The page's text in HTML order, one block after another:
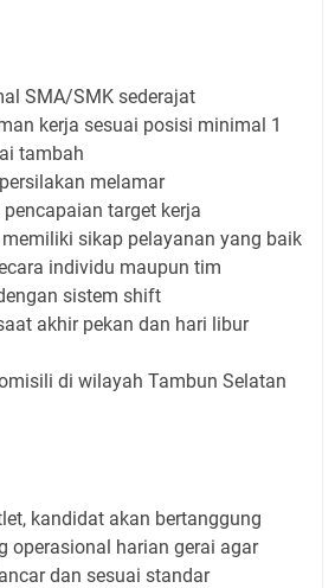
SMA/SMK sederajat
kerja sesuai posisi minimal 1
tambah
melamar
target kerja
sikap pelayanan yang baik
individu maupun tim
sistem shift
akhir pekan dan hari libur
di wilayah Tambun Selatan
kandidat akan bertanggung
operasional harian gerai agar
dan sesuai standar